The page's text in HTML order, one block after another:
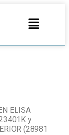
ELISA
y
(28981